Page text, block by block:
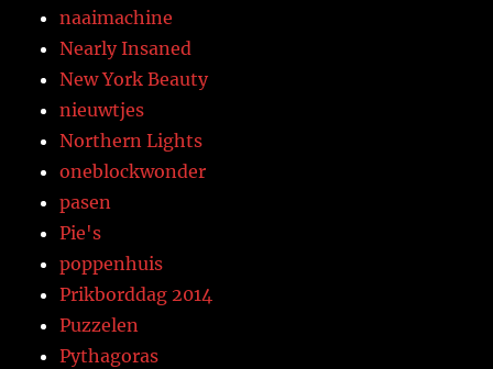
naaimachine
Nearly Insaned
New York Beauty
nieuwtjes
Northern Lights
oneblockwonder
pasen
Pie's
poppenhuis
Prikborddag 2014
Puzzelen
Pythagoras